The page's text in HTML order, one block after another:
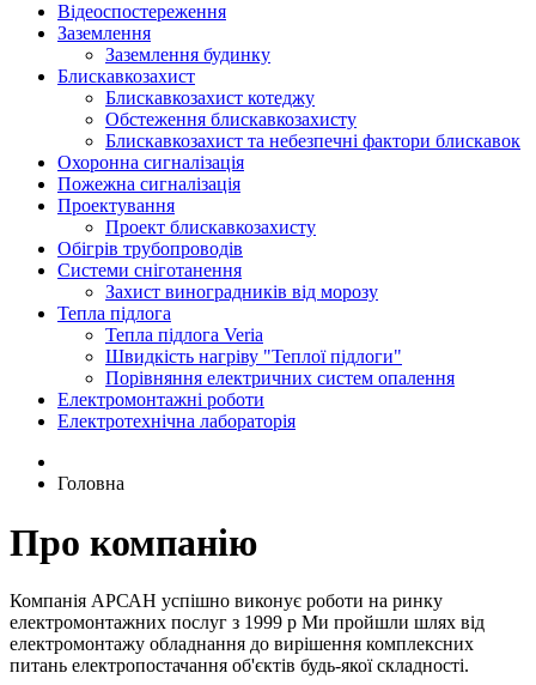
Відеоспостереження
Заземлення
Заземлення будинку
Блискавкозахист
Блискавкозахист котеджу
Обстеження блискавкозахисту
Блискавкозахист та небезпечні фактори блискавок
Охоронна сигналізація
Пожежна сигналізація
Проектування
Проект блискавкозахисту
Обігрів трубопроводів
Системи сніготанення
Захист виноградників від морозу
Тепла підлога
Тепла підлога Veria
Швидкість нагріву "Теплої підлоги"
Порівняння електричних систем опалення
Електромонтажні роботи
Електротехнічна лабораторія
Головна
Про компанію
Компанія АРСАН успішно виконує роботи на ринку
електромонтажних послуг з 1999 р Ми пройшли шлях від
електромонтажу обладнання до вирішення комплексних
питань електропостачання об'єктів будь-якої складності.